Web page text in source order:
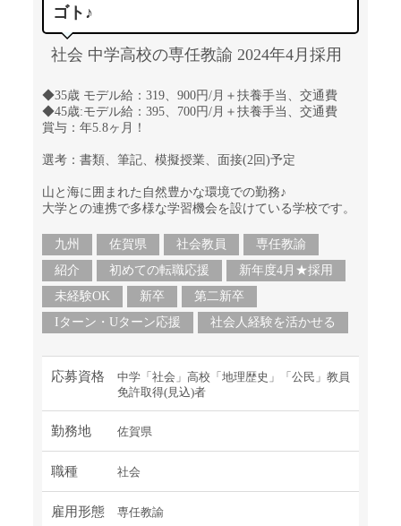
ゴト♪
社会 中学高校の専任教諭 2024年4月採用
◆35歳 モデル給：319、900円/月＋扶養手当、交通費
◆45歳:モデル給：395、700円/月＋扶養手当、交通費
賞与：年5.8ヶ月！
選考：書類、筆記、模擬授業、面接(2回)予定
山と海に囲まれた自然豊かな環境での勤務♪
大学との連携で多様な学習機会を設けている学校です。
九州 佐賀県 社会教員
専任教諭
紹介
初めての転職応援
新年度4月★採用
未経験OK
新卒
第二新卒
Iターン・Uターン応援
社会人経験を活かせる
応募資格
中学「社会」高校「地理歴史」「公民」教員
免許取得(見込)者
勤務地 佐賀県
職種 社会
雇用形態 専任教諭